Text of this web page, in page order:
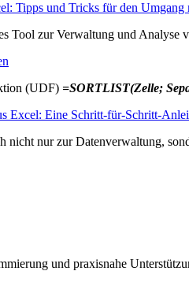
Tipps und Tricks für den Umgang
Tool zur Verwaltung und Analyse
(UDF) =SORTLIST(Zelle;
Excel: Eine Schritt-für-Schritt-
nicht nur zur Datenverwaltung,
und praxisnahe